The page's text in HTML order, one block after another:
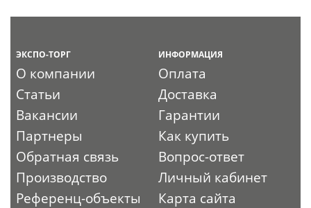
ЭКСПО-ТОРГ
О компании
Статьи
Вакансии
Партнеры
Обратная связь
Производство
Референц-объекты
ИНФОРМАЦИЯ
Оплата
Доставка
Гарантии
Как купить
Вопрос-ответ
Личный кабинет
Карта сайта